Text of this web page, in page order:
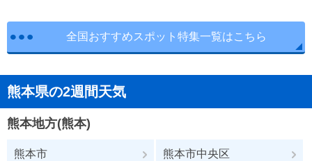
全国おすすめスポット特集一覧はこちら
熊本県の2週間天気
熊本地方(熊本)
熊本市 熊本市中央区